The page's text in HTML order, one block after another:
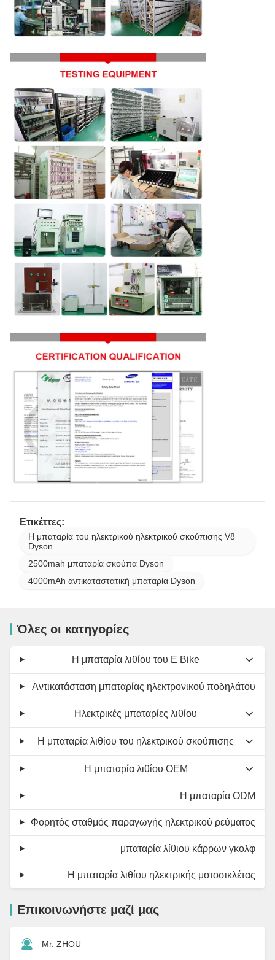
Ετικέττες:
Η μπαταρία του ηλεκτρικού ηλεκτρικού σκούπισης V8
Dyson
2500mah μπαταρία σκούπα Dyson
4000mAh αντικαταστατική μπαταρία Dyson
Όλες οι κατηγορίες
Η μπαταρία λιθίου του E Bike
Αντικατάσταση μπαταρίας ηλεκτρονικού ποδηλάτου
Ηλεκτρικές μπαταρίες λιθίου
Η μπαταρία λιθίου του ηλεκτρικού σκούπισης
Η μπαταρία λιθίου OEM
Η μπαταρία ODM
Φορητός σταθμός παραγωγής ηλεκτρικού ρεύματος
μπαταρία λίθιου κάρρων γκολφ
Η μπαταρία λιθίου ηλεκτρικής μοτοσικλέτας
Επικοινωνήστε μαζί μας
Mr. ZHOU